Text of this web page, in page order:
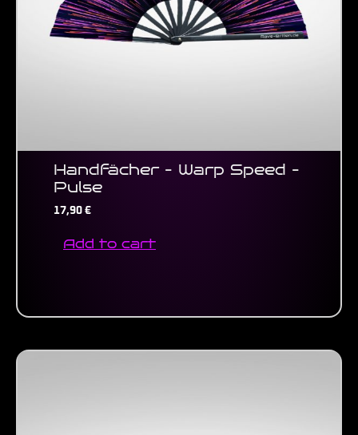
Handfächer – Warp Speed –
Pulse
17,90 €
Add to cart